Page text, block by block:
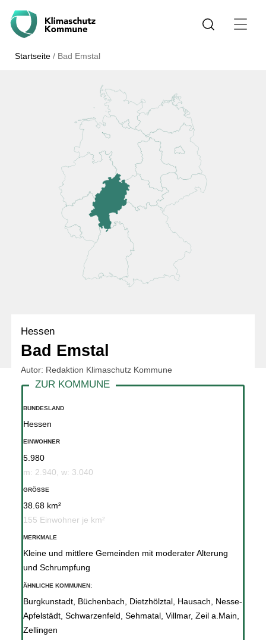
Startseite / Bad Emstal
Hessen
Bad Emstal
Autor: Redaktion Klimaschutz Kommune
BUNDESLAND
Hessen
EINWOHNER
5.980
m: 2.940, w: 3.040
GRÖSSE
38.68 km²
155 Einwohner je km²
MERKMALE
Kleine und mittlere Gemeinden mit moderater Alterung
und Schrumpfung
ÄHNLICHE KOMMUNEN:
Burgkunstadt, Büchenbach Dietzhölztal, Hausach
Nesse-
Apfelstädt, Schwarzenfeld Sehmatal, Villmar, Zeil a.Main
Zellingen